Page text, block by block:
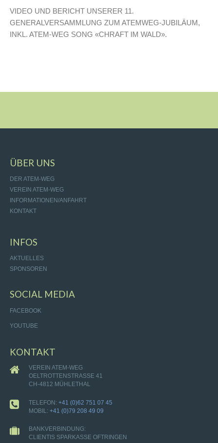
VIDEO UND BERICHT UNSERER 11.
GENERALVERSAMMLUNG ZUM ATEMWEG-JUBILÄUM,
INKL. ATEM-WEG SONG «CHRAFT IM WALD».
ÜBER UNS
DER ATEM-WEG
VEREIN ATEM-WEG
INFORMATIONEN/ANFAHRT
KONTAKT
INFOS
AKTUELLES
SPONSOREN
SOCIAL MEDIA
FACEBOOK
YOUTUBE
KONTAKT
VEREIN ATEM-WEG
OELTROTTENSTRASSE 41
CH-4812 MÜHLETHAL
TELEFON: +41 (0)62 751 07 45
MOBIL: +41 (0)79 208 49 09
BANKVERBINDUNG:
CLIENTIS SPARKASSE OFTRINGEN